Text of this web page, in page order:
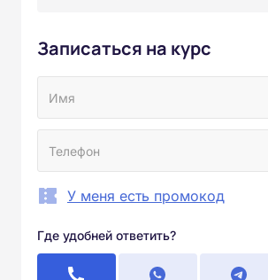
Записаться на курс
У меня есть промокод
Где удобней ответить?